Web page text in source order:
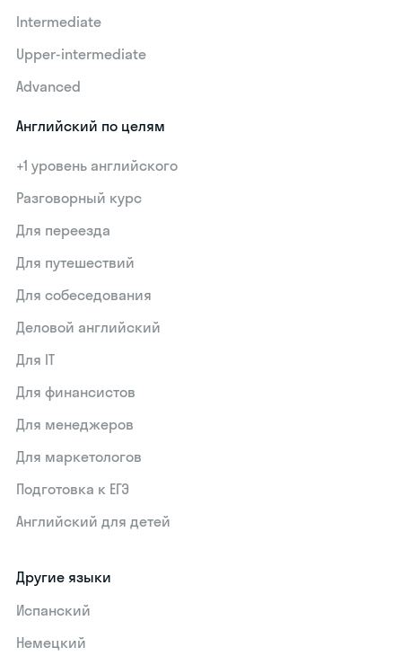
Intermediate
Upper-intermediate
Advanced
Английский по целям
+1 уровень английского
Разговорный курс
Для переезда
Для путешествий
Для собеседования
Деловой английский
Для IT
Для финансистов
Для менеджеров
Для маркетологов
Подготовка к ЕГЭ
Английский для детей
Другие языки
Испанский
Немецкий